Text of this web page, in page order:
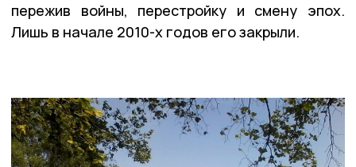
пережив войны, перестройку и смену эпох.
Лишь в начале 2010-х годов его закрыли.